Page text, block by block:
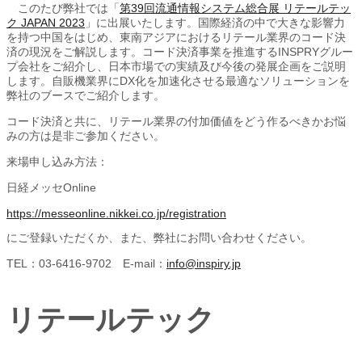
このたび弊社では「 第39回流通情報システム総合展 リテールテッ
ク JAPAN 2023 」に出展いたします。国際経済の中で大きな影響力
を持つ中国をはじめ、東南アジアにおけるリテール業界のコード決
済の現況をご解説します。コード決済事業を推進するINSPRYグルー
プ会社をご紹介し、日本市場での実績及び今後の発展企画をご説明
します。自販機業界にDX化を加速化させる最適なソリューションを
弊社のブースでご紹介します。
コード決済と共に、リテール業界の付加価値をどう作るべきかお悩
みの方は是非ご参加ください。
来場申し込み方法：
日経メッセOnline
https://messeonline.nikkei.co.jp/registration
にご登録いただくか、また、弊社にお問い合わせください。
TEL：03-6416-9702 E-mail： info@inspiry.jp
リテールテック